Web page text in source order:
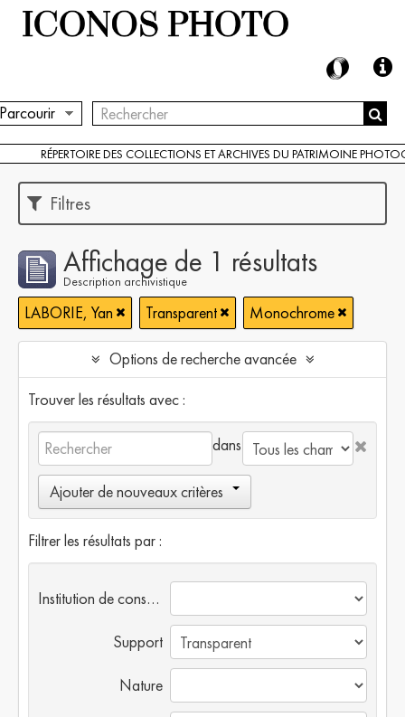
RÉPERTOIRE DES COLLECTIONS ET ARCHIVES DU PATRIMOINE
Filtres
Affichage de 1 résultats
Description archivistique
LABORIE, Yan Transparent Monochrome
Options de recherche avancée
Trouver les résultats avec :
dans
Ajouter de nouveaux critères
Filtrer les résultats par :
Institution de conservation
Support
Nature